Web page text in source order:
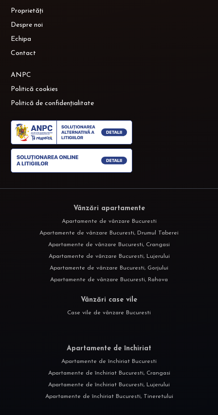
Proprietăți
Despre noi
Echipa
Contact
ANPC
Politică cookies
Politică de confidențialitate
Vânzări apartamente
Apartamente de vânzare Bucuresti
Apartamente de vânzare Bucuresti, Drumul Taberei
Apartamente de vânzare Bucuresti, Crangasi
Apartamente de vânzare Bucuresti, Lujerului
Apartamente de vânzare Bucuresti, Gorjului
Apartamente de vânzare Bucuresti, Rahova
Vânzări case vile
Case vile de vânzare Bucuresti
Apartamente de închiriat
Apartamente de închiriat Bucuresti
Apartamente de închiriat Bucuresti, Crangasi
Apartamente de închiriat Bucuresti, Lujerului
Apartamente de închiriat Bucuresti, Tineretului